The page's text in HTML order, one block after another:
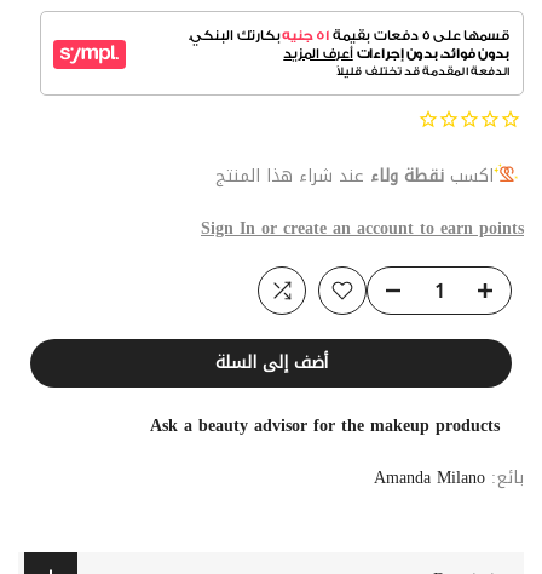
اكسب نقطة ولاء عند شراء هذا المنتج
Sign In or create an account to earn points
أضف إلى السلة
Ask a beauty advisor for the makeup products
بائع: Amanda Milano